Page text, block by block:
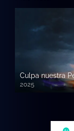
Culpa nuestra
2025
720p HD